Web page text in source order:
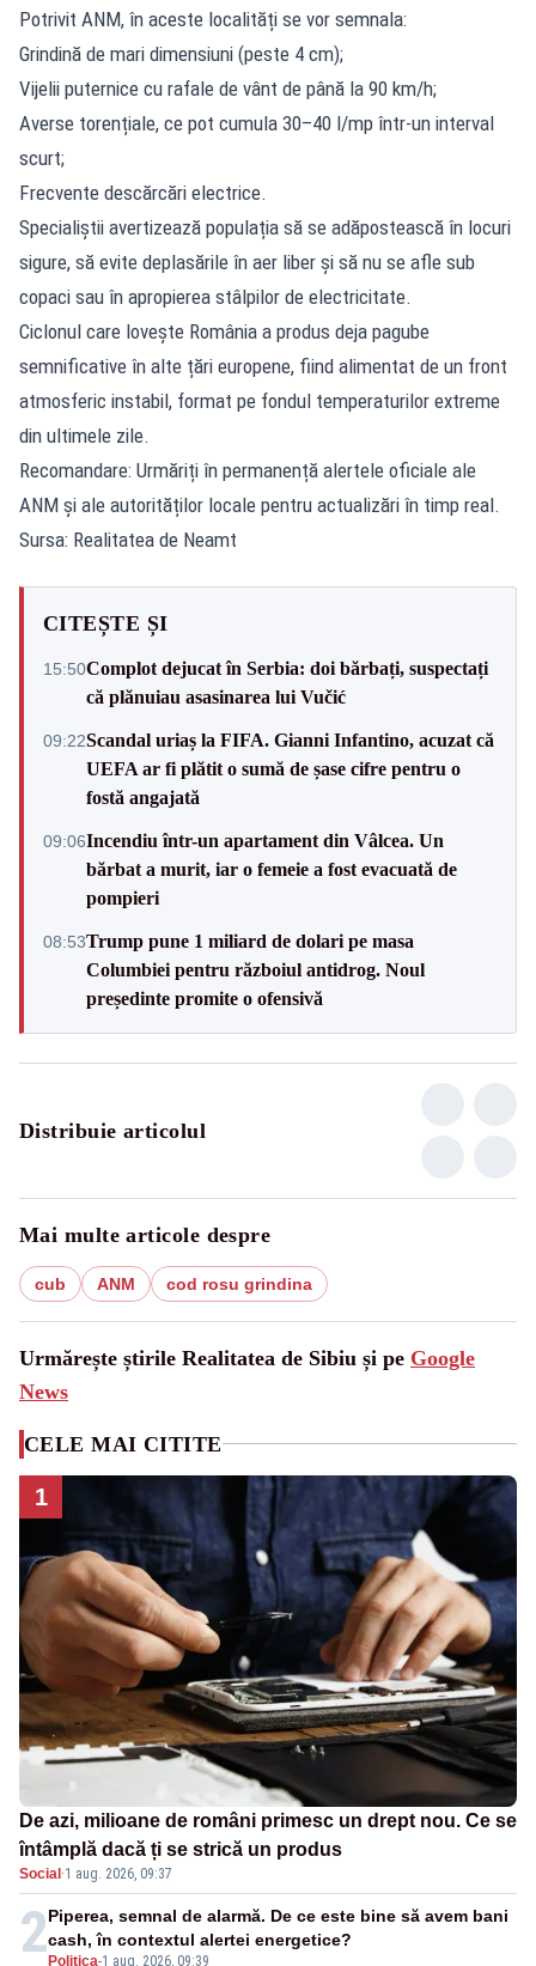
Potrivit ANM, în aceste localități se vor semnala:
Grindină de mari dimensiuni (peste 4 cm);
Vijelii puternice cu rafale de vânt de până la 90 km/h;
Averse torențiale, ce pot cumula 30–40 l/mp într-un interval
scurt;
Frecvente descărcări electrice.
Specialiștii avertizează populația să se adăpostească în locuri
sigure, să evite deplasările în aer liber și să nu se afle sub
copaci sau în apropierea stâlpilor de electricitate.
Ciclonul care lovește România a produs deja pagube
semnificative în alte țări europene, fiind alimentat de un front
atmosferic instabil, format pe fondul temperaturilor extreme
din ultimele zile.
Recomandare: Urmăriți în permanență alertele oficiale ale
ANM și ale autorităților locale pentru actualizări în timp real.
Sursa: Realitatea de Neamt
CITEȘTE ȘI
15:50Complot dejucat în Serbia: doi bărbați, suspectați
că plănuiau asasinarea lui Vučić
09:22Scandal uriaș la FIFA. Gianni Infantino, acuzat că
UEFA ar fi plătit o sumă de șase cifre pentru o
fostă angajată
09:06Incendiu într-un apartament din Vâlcea. Un
bărbat a murit, iar o femeie a fost evacuată de
pompieri
08:53Trump pune 1 miliard de dolari pe masa
Columbiei pentru războiul antidrog. Noul
președinte promite o ofensivă
Distribuie articolul
Mai multe articole despre
cub ANM cod rosu grindina
Urmărește știrile Realitatea de Sibiu și pe Google
News
CELE MAI CITITE
1
De azi, milioane de români primesc un drept nou. Ce se
întâmplă dacă ți se strică un produs
Social ·1 aug. 2026, 09:37
2 Politica-1 aug. 2026, 09:39
Piperea, semnal de alarmă. De ce este bine să avem bani
cash, în contextul alertei energetice?